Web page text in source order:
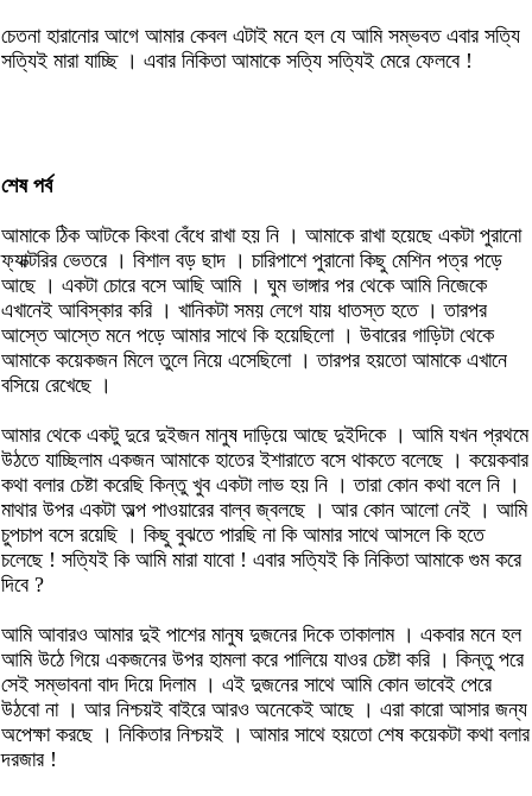
চেতনা হারানোর আগে আমার কেবল এটাই মনে হল যে আমি সম্ভবত এবার সত্যি
সত্যিই মারা যাচ্ছি । এবার নিকিতা আমাকে সত্যি সত্যিই মেরে ফেলবে !
শেষ পর্ব
আমাকে ঠিক আটকে কিংবা বেঁধে রাখা হয় নি । আমাকে রাখা হয়েছে একটা পুরানো
ফ্যাক্টরির ভেতরে । বিশাল বড় ছাদ । চারিপাশে পুরানো কিছু মেশিন পত্র পড়ে
আছে । একটা চোরে বসে আছি আমি । ঘুম ভাঙ্গার পর থেকে আমি নিজেকে
এখানেই আবিস্কার করি । খানিকটা সময় লেগে যায় ধাতস্ত হতে । তারপর
আস্তে আস্তে মনে পড়ে আমার সাথে কি হয়েছিলো । উবারের গাড়িটা থেকে
আমাকে কয়েকজন মিলে তুলে নিয়ে এসেছিলো । তারপর হয়তো আমাকে এখানে
বসিয়ে রেখেছে ।
আমার থেকে একটু দুরে দুইজন মানুষ দাড়িয়ে আছে দুইদিকে । আমি যখন প্রথমে
উঠতে যাচ্ছিলাম একজন আমাকে হাতের ইশারাতে বসে থাকতে বলেছে । কয়েকবার
কথা বলার চেষ্টা করেছি কিন্তু খুব একটা লাভ হয় নি । তারা কোন কথা বলে নি ।
মাথার উপর একটা অল্প পাওয়ারের বাল্ব জ্বলছে । আর কোন আলো নেই । আমি
চুপচাপ বসে রয়েছি । কিছু বুঝতে পারছি না কি আমার সাথে আসলে কি হতে
চলেছে ! সত্যিই কি আমি মারা যাবো ! এবার সত্যিই কি নিকিতা আমাকে গুম করে
দিবে ?
আমি আবারও আমার দুই পাশের মানুষ দুজনের দিকে তাকালাম । একবার মনে হল
আমি উঠে গিয়ে একজনের উপর হামলা করে পালিয়ে যাওর চেষ্টা করি । কিন্তু পরে
সেই সম্ভাবনা বাদ দিয়ে দিলাম । এই দুজনের সাথে আমি কোন ভাবেই পেরে
উঠবো না । আর নিশ্চয়ই বাইরে আরও অনেকেই আছে । এরা কারো আসার জন্য
অপেক্ষা করছে । নিকিতার নিশ্চয়ই । আমার সাথে হয়তো শেষ কয়েকটা কথা বলার
দরজার !